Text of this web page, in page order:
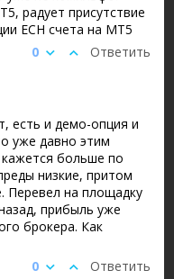
радует присутствие
ЕСН счета на МТ5
Ответить
0
есть и демо-опция и
уже давно этим
больше по
низкие, притом
Перевел на площадку
прибыль уже
брокера. Как
Ответить
0